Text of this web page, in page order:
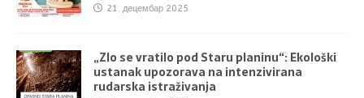
21. децембар 2025.
„Zlo se vratilo pod Staru planinu“: Ekološki
ustanak upozorava na intenzivirana
rudarska istraživanja